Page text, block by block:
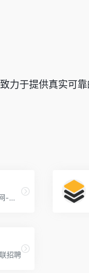
力于提供真实可
校园招聘-宣讲会-大学生招聘会-校园招聘网-梧桐果
招聘